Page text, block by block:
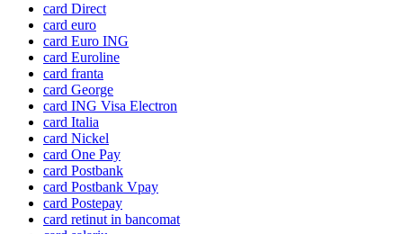
card Direct
card euro
card Euro ING
card Euroline
card franta
card George
card ING Visa Electron
card Italia
card Nickel
card One Pay
card Postbank
card Postbank Vpay
card Postepay
card retinut in bancomat